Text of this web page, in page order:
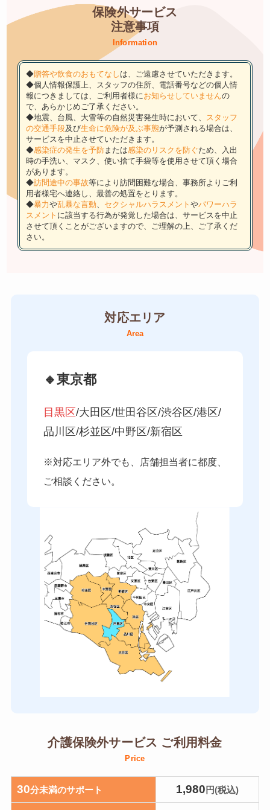
保険外サービス
注意事項
Information
◆贈答や飲食のおもてなし は、ご遠慮させていただきます。
◆個人情報保護上、スタッフの住所、電話番号などの個人情
報につきましては、ご利用者様に お知らせしていませんの
で、あらかじめご了承ください。
◆地震、台風、大雪等の自然災害発生時において、
スタッフ
の交通手段及び生命に危険が及ぶ事態が予測される場合は、
サービスを中止させていただきます。
◆感染症の発生を予防または感染のリスクを防ぐため、入出
時の手洗い、マスク、使い捨て手袋等を使用させて頂く場合
があります。
◆訪問途中の事故等により訪問困難な場合、事務所よりご利
用者様宅へ連絡し、最善の処置をとります。
◆暴力や乱暴な言動 セクシャルハラスメント やパワーハラ
スメント に該当する行為が発覚した場合は、サービスを中止
させて頂くことがございますので、ご理解の上、ご了承くだ
さい。
対応エリア
Area
🔸東京都
目黒区/大田区/世田谷区/渋谷区/港区/
品川区/杉並区/中野区/新宿区
※対応エリア外でも、店舗担当者に都度、
ご相談ください。
介護保険外サービス ご利用料金
Price
30分未満のサポート 1,980 円(税込)